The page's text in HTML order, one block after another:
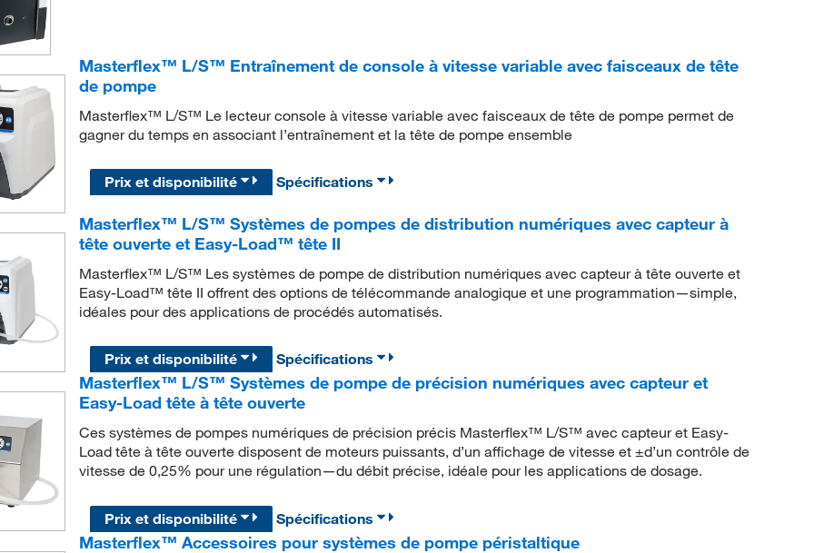
Masterflex™ L/S™ Entraînement de console à vitesse variable avec faisceaux de tête
de pompe
Masterflex™ L/S™ Le lecteur console à vitesse variable avec faisceaux de tête de pompe permet de
gagner du temps en associant l’entraînement et la tête de pompe ensemble
Prix et disponibilité Spécifications
Masterflex™ L/S™ Systèmes de pompes de distribution numériques avec capteur à
tête ouverte et Easy-Load™ tête II
Masterflex™ L/S™ Les systèmes de pompe de distribution numériques avec capteur à tête ouverte et
Easy-Load™ tête II offrent des options de télécommande analogique et une programmation—simple,
idéales pour des applications de procédés automatisés.
Prix et disponibilité
Spécifications
Masterflex™ L/S™ Systèmes de pompe de précision numériques avec capteur et
Easy-Load tête à tête ouverte
Ces systèmes de pompes numériques de précision précis Masterflex™ L/S™ avec capteur et Easy-
Load tête à tête ouverte disposent de moteurs puissants, d’un affichage de vitesse et ±d’un contrôle de
vitesse de 0,25% pour une régulation—du débit précise, idéale pour les applications de dosage.
Prix et disponibilité
Spécifications
Masterflex™ Accessoires pour systèmes de pompe péristaltique